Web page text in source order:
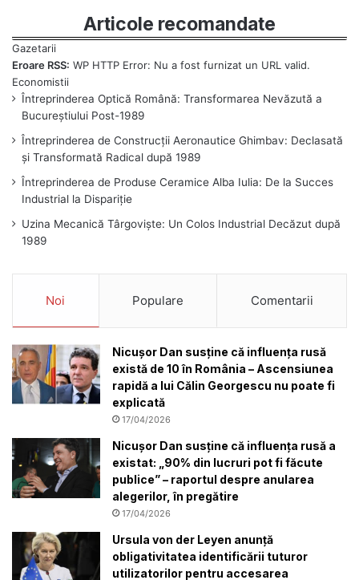
Articole recomandate
Eroare RSS: WP HTTP Error: Nu a fost furnizat un URL valid.
Întreprinderea Optică Română: Transformarea Nevăzută a
Bucureștiului Post-1989
Întreprinderea de Construcții Aeronautice Ghimbav: Declasată
și Transformată Radical după 1989
Întreprinderea de Produse Ceramice Alba Iulia: De la Succes
Industrial la Dispariție
Uzina Mecanică Târgoviște: Un Colos Industrial Decăzut după
1989
Noi Populare Comentarii
Nicușor Dan susține că influența rusă
există de 10 în România – Ascensiunea
rapidă a lui Călin Georgescu nu poate fi
explicată
17/04/2026
Nicușor Dan susține că influența rusă a
existat: „90% din lucruri pot fi făcute
publice” – raportul despre anularea
alegerilor, în pregătire
17/04/2026
Ursula von der Leyen anunță
obligativitatea identificării tuturor
utilizatorilor pentru accesarea